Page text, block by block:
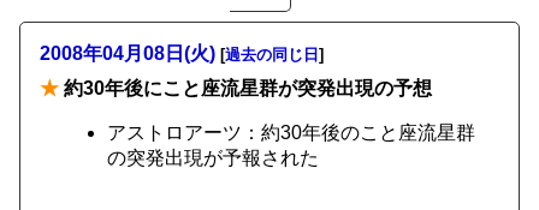
2008年04月08日(火) [過去の同じ日 ]
★ 約30年後にこと座流星群が突発出現の予想
アストロアーツ：約30年後のこと座流星群
の突発出現が予報された